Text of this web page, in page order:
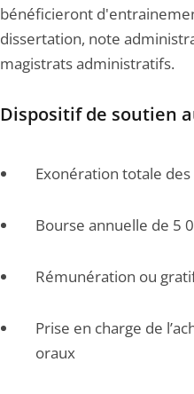
bénéficieront
dissertation, note
magistrats administratifs.
Dispositif de soutien
Exonération totale
Bourse annuelle de 5
Rémunération ou
Prise en charge de
oraux